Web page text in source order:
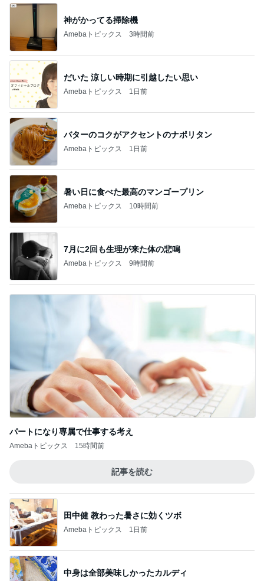
神がかってる掃除機
Amebaトピックス 3時間前
だいた 涼しい時期に引越したい思い
Amebaトピックス 1日前
バターのコクがアクセントのナポリタン
Amebaトピックス 1日前
暑い日に食べた最高のマンゴープリン
Amebaトピックス 10時間前
7月に2回も生理が来た体の悲鳴
Amebaトピックス 9時間前
パートになり専属で仕事する考え
Amebaトピックス 15時間前
記事を読む
田中健 教わった暑さに効くツボ
Amebaトピックス 1日前
中身は全部美味しかったカルディ